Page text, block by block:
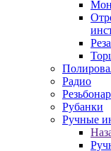
Радио
Рубанки
Ручные